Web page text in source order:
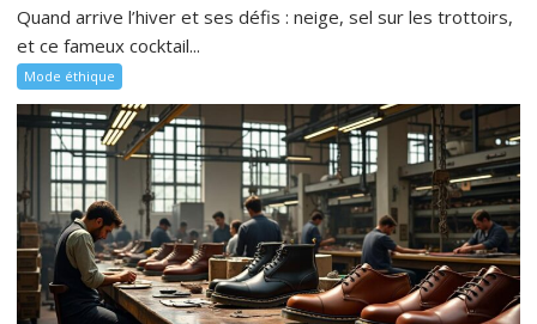
Quand arrive l’hiver et ses défis : neige, sel sur les trottoirs,
et ce fameux cocktail...
Mode éthique